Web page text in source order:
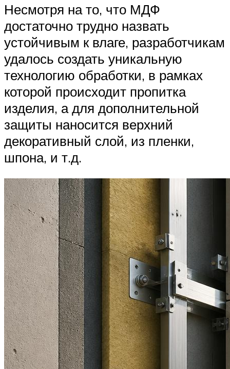
Несмотря на то, что МДФ
достаточно трудно назвать
устойчивым к влаге, разработчикам
удалось создать уникальную
технологию обработки, в рамках
которой происходит пропитка
изделия, а для дополнительной
защиты наносится верхний
декоративный слой, из пленки,
шпона, и т.д.